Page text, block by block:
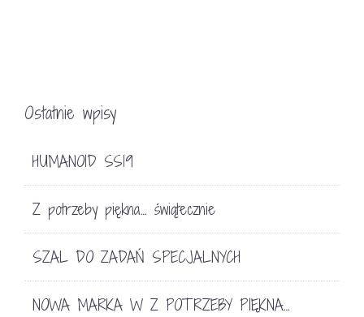
Ostatnie wpisy
HUMANOID SS19
Z potrzeby piękna… świątecznie
SZAL DO ZADAŃ SPECJALNYCH
NOWA MARKA W Z POTRZEBY PIĘKNA…